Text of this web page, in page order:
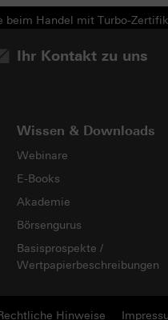
beim Handel mit Turbo-
Ihr Kontakt zu uns
Wissen & Downloads
Webinare
E-Books
Akademie
Börsengurus
Basisprospekte /
Wertpapierbeschreibungen
Hinweise